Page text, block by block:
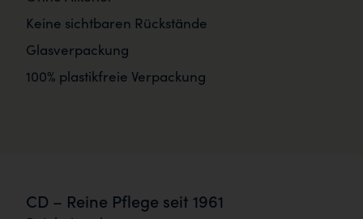
Keine sichtbaren Rückstände
Glasverpackung
100% plastikfreie Verpackung
CD – Reine Pflege seit 1961